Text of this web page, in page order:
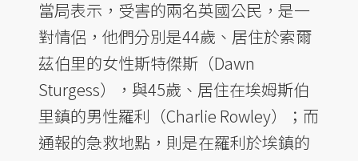
當局表示，受害的兩名英國公民，是一
對情侶，他們分別是44歲、居住於索爾
茲伯里的女性斯特傑斯（Dawn
Sturgess），與45歲、居住在埃姆斯伯
里鎮的男性羅利（Charlie Rowley）；而
通報的急救地點，則是在羅利於埃鎮的